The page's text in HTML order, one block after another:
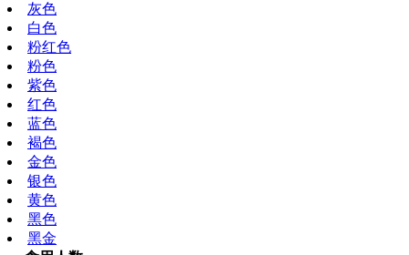
灰色
白色
粉红色
粉色
紫色
红色
蓝色
褐色
金色
银色
黄色
黑色
黑金